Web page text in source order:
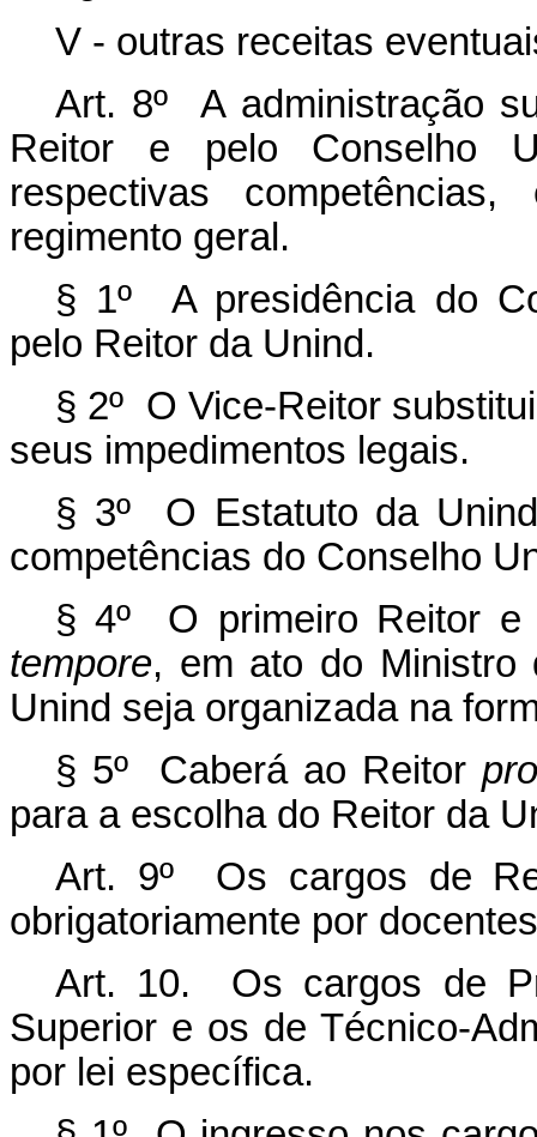
V - outras receitas
Art. 8º A administração
Reitor e pelo Conselho
respectivas
regimento geral.
§ 1º A presidência do
pelo Reitor da Unind.
§ 2º O Vice-Reitor
seus impedimentos legais.
§ 3º O Estatuto da
competências do Conselho
§ 4º O primeiro Reitor e
tempore, em ato do Ministro
Unind seja organizada na
§ 5º Caberá ao Reitor
para a escolha do Reitor da
Art. 9º Os cargos de
obrigatoriamente por
Art. 10. Os cargos de
Superior e os de Técnico-
por lei específica.